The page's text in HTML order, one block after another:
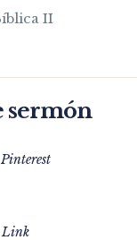
II
sermón
Pinterest
Link